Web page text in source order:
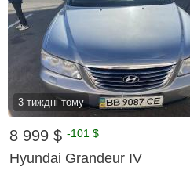
3 тиждні тому
8 999 $ -101 $
Hyundai Grandeur IV